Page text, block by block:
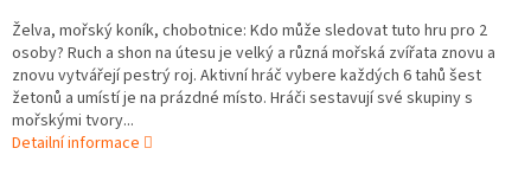
Želva, mořský koník, chobotnice: Kdo může sledovat tuto hru pro 2
osoby? Ruch a shon na útesu je velký a různá mořská zvířata znovu a
znovu vytvářejí pestrý roj. Aktivní hráč vybere každých 6 tahů šest
žetonů a umístí je na prázdné místo. Hráči sestavují své skupiny s
mořskými tvory...
Detailní informace